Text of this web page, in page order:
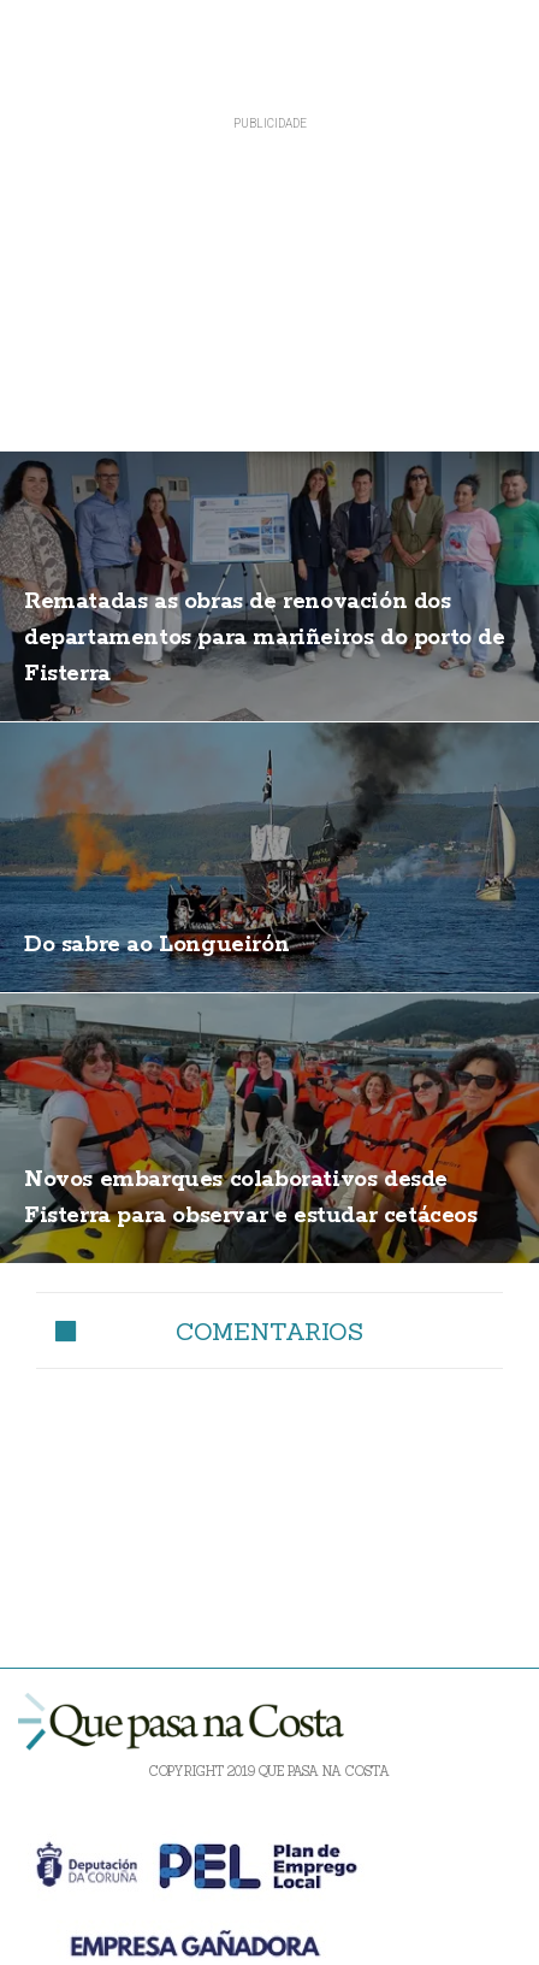
Rematadas as obras de renovación dos
departamentos para mariñeiros do porto de
Fisterra
Do sabre ao Longueirón
Novos embarques colaborativos desde
Fisterra para observar e estudar cetáceos
COMENTARIOS
COPYRIGHT 2019 QUE PASA NA COSTA